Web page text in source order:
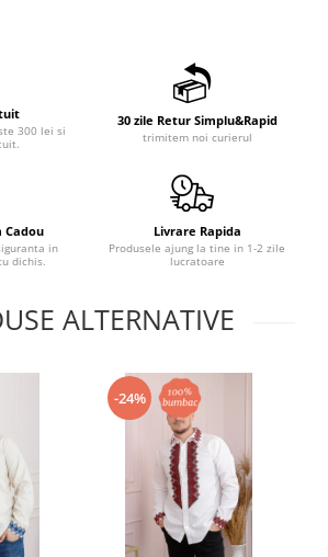
300 lei si
30 zile Retur Simplu&Rapid
trimitem noi curierul
Cadou
in
dichis.
Livrare Rapida
Produsele ajung la tine in 1-2 zile
lucratoare
ALTERNATIVE
-24%